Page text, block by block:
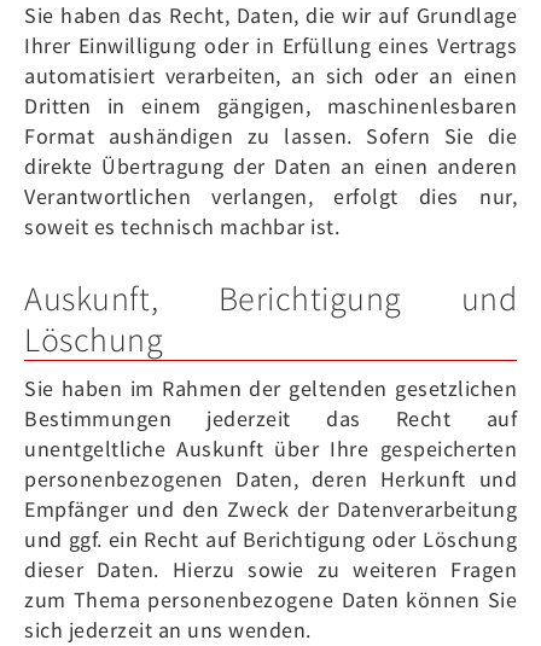
Sie haben das Recht, Daten, die wir auf Grundlage
Ihrer Einwilligung oder in Erfüllung eines Vertrags
automatisiert verarbeiten, an sich oder an einen
Dritten in einem gängigen, maschinenlesbaren
Format aushändigen zu lassen. Sofern Sie die
direkte Übertragung der Daten an einen anderen
Verantwortlichen verlangen, erfolgt dies nur,
soweit es technisch machbar ist.
Auskunft, Berichtigung und
Löschung
Sie haben im Rahmen der geltenden gesetzlichen
Bestimmungen jederzeit das Recht auf
unentgeltliche Auskunft über Ihre gespeicherten
personenbezogenen Daten, deren Herkunft und
Empfänger und den Zweck der Datenverarbeitung
und ggf. ein Recht auf Berichtigung oder Löschung
dieser Daten. Hierzu sowie zu weiteren Fragen
zum Thema personenbezogene Daten können Sie
sich jederzeit an uns wenden.